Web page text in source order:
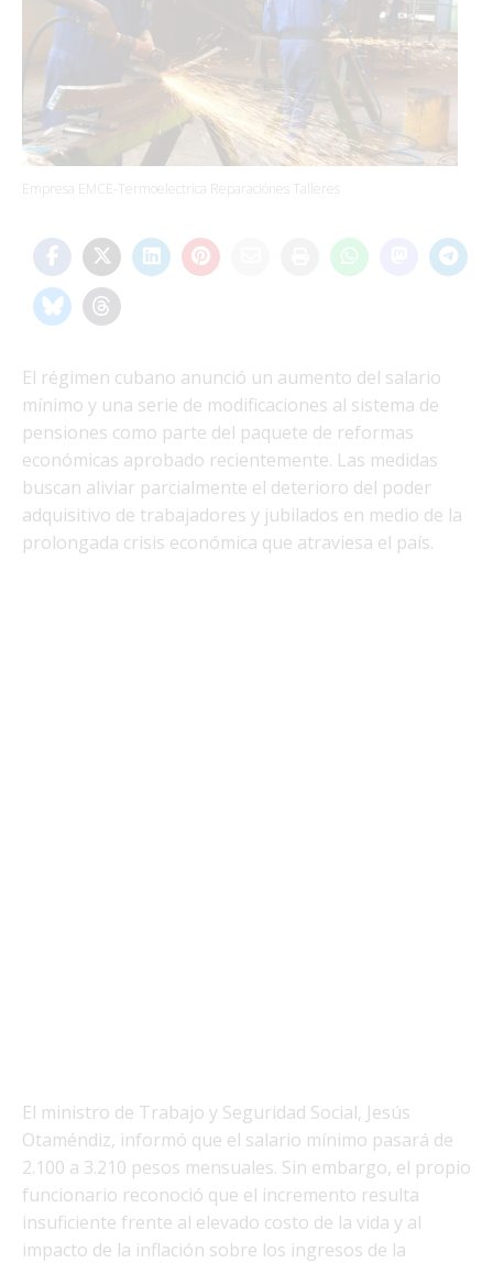
Empresa EMCE-Termoelectrica Reparaciónes Talleres
El régimen cubano anunció un aumento del salario
mínimo y una serie de modificaciones al sistema de
pensiones como parte del paquete de reformas
económicas aprobado recientemente. Las medidas
buscan aliviar parcialmente el deterioro del poder
adquisitivo de trabajadores y jubilados en medio de la
prolongada crisis económica que atraviesa el país.
El ministro de Trabajo y Seguridad Social, Jesús
Otaméndiz, informó que el salario mínimo pasará de
2.100 a 3.210 pesos mensuales. Sin embargo, el propio
funcionario reconoció que el incremento resulta
insuficiente frente al elevado costo de la vida y al
impacto de la inflación sobre los ingresos de la